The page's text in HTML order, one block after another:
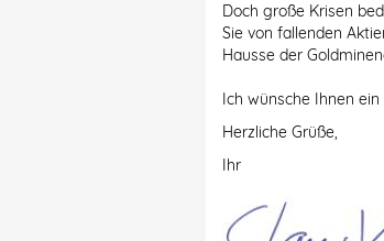
Doch große Krisen
Sie von fallenden
Hausse der
Ich wünsche Ihnen
Herzliche Grüße,
Ihr